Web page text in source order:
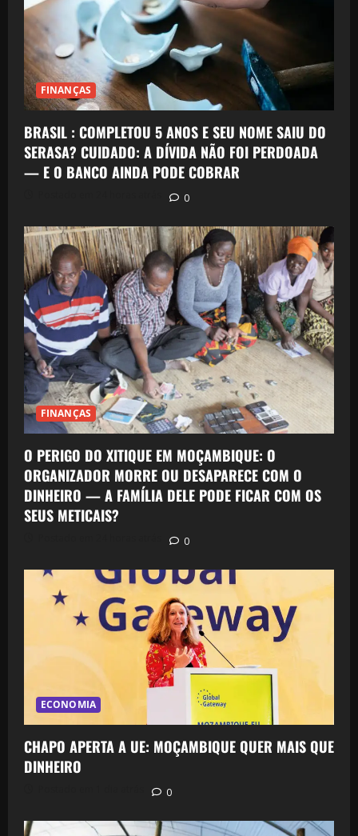
FINANÇAS
BRASIL : COMPLETOU 5 ANOS E SEU NOME SAIU DO
SERASA? CUIDADO: A DÍVIDA NÃO FOI PERDOADA
— E O BANCO AINDA PODE COBRAR
0
FINANÇAS
O PERIGO DO XITIQUE EM MOÇAMBIQUE: O
ORGANIZADOR MORRE OU DESAPARECE COM O
DINHEIRO — A FAMÍLIA DELE PODE FICAR COM OS
SEUS METICAIS?
0
ECONOMIA
CHAPO APERTA A UE: MOÇAMBIQUE QUER MAIS QUE
DINHEIRO
0